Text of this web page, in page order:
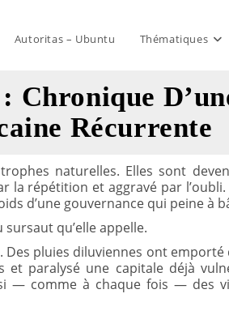
Autoritas – Ubuntu Thématiques
Chronique
Récurrente
naturelles. Elles sont
la répétition et aggravé par
d’une gouvernance qui peine à
qu’elle appelle.
Des pluies diluviennes ont
paralysé une capitale déjà
— comme à chaque fois — des